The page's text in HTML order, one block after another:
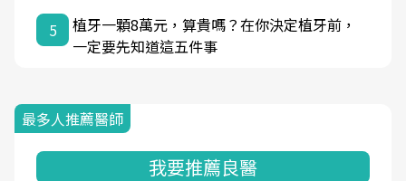
5
植牙一顆8萬元，算貴嗎？在你決定植牙前，
一定要先知道這五件事
最多人推薦醫師
我要推薦良醫